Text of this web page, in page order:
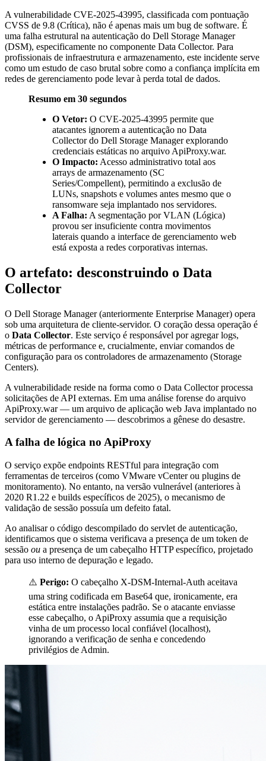
A vulnerabilidade CVE-2025-43995, classificada com pontuação
CVSS de 9.8 (Crítica), não é apenas mais um bug de software. É
uma falha estrutural na autenticação do Dell Storage Manager
(DSM), especificamente no componente Data Collector. Para
profissionais de infraestrutura e armazenamento, este incidente serve
como um estudo de caso brutal sobre como a confiança implícita em
redes de gerenciamento pode levar à perda total de dados.
Resumo em 30 segundos
O Vetor: O CVE-2025-43995 permite que
atacantes ignorem a autenticação no Data
Collector do Dell Storage Manager explorando
credenciais estáticas no arquivo ApiProxy.war.
O Impacto: Acesso administrativo total aos
arrays de armazenamento (SC
Series/Compellent), permitindo a exclusão de
LUNs, snapshots e volumes antes mesmo que o
ransomware seja implantado nos servidores.
A Falha: A segmentação por VLAN (Lógica)
provou ser insuficiente contra movimentos
laterais quando a interface de gerenciamento web
está exposta a redes corporativas internas.
O artefato: desconstruindo o Data
Collector
O Dell Storage Manager (anteriormente Enterprise Manager) opera
sob uma arquitetura de cliente-servidor. O coração dessa operação é
o Data Collector. Este serviço é responsável por agregar logs,
métricas de performance e, crucialmente, enviar comandos de
configuração para os controladores de armazenamento (Storage
Centers).
A vulnerabilidade reside na forma como o Data Collector processa
solicitações de API externas. Em uma análise forense do arquivo
ApiProxy.war— um arquivo de aplicação web Java implantado no
servidor de gerenciamento — descobrimos a gênese do desastre.
A falha de lógica no ApiProxy
O serviço expõe endpoints RESTful para integração com
ferramentas de terceiros (como VMware vCenter ou plugins de
monitoramento). No entanto, na versão vulnerável (anteriores à
2020 R1.22 e builds específicos de 2025), o mecanismo de
validação de sessão possuía um defeito fatal.
Ao analisar o código descompilado do servlet de autenticação,
identificamos que o sistema verificava a presença de um token de
sessão ou a presença de um cabeçalho HTTP específico, projetado
para uso interno de depuração e legado.
⚠️ Perigo: O cabeçalho X-DSM-Internal-Auth aceitava
uma string codificada em Base64 que, ironicamente, era
estática entre instalações padrão. Se o atacante enviasse
esse cabeçalho, o ApiProxy assumia que a requisição
vinha de um processo local confiável (localhost),
ignorando a verificação de senha e concedendo
privilégios de Admin.